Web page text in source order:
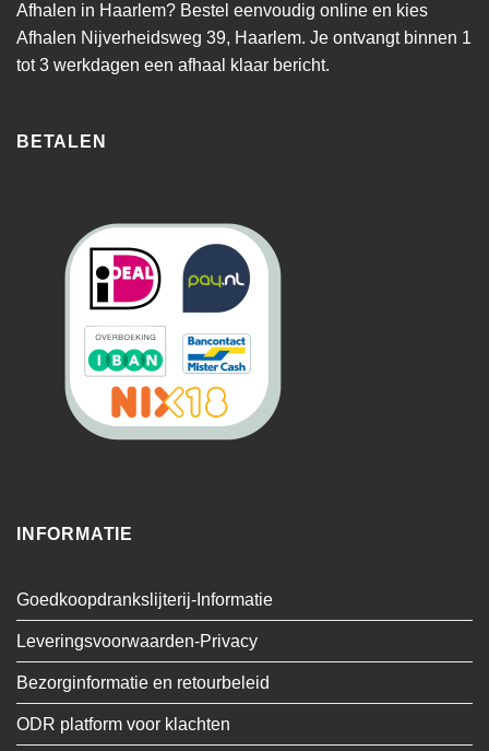
Afhalen in Haarlem? Bestel eenvoudig online en kies
Afhalen Nijverheidsweg 39, Haarlem. Je ontvangt binnen 1
tot 3 werkdagen een afhaal klaar bericht.
BETALEN
INFORMATIE
Goedkoopdrankslijterij-Informatie
Leveringsvoorwaarden-Privacy
Bezorginformatie en retourbeleid
ODR platform voor klachten